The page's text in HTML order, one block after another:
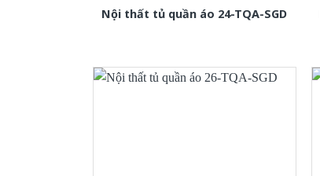
Nội thất tủ quần áo 24-TQA-SGD